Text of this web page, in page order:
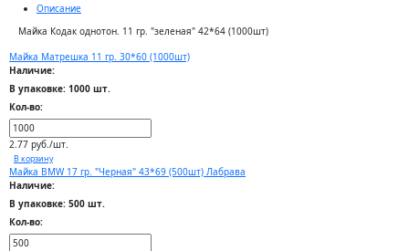
Описание
Майка Кодак однотон. 11 гр. "зеленая" 42*64 (1000шт)
Майка Матрешка 11 гр. 30*60 (1000шт)
Наличие:
В упаковке: 1000 шт.
Кол-во:
2.77 руб./шт.
В корзину
Майка BMW 17 гр. "Черная" 43*69 (500шт) Лабрава
Наличие:
В упаковке: 500 шт.
Кол-во: